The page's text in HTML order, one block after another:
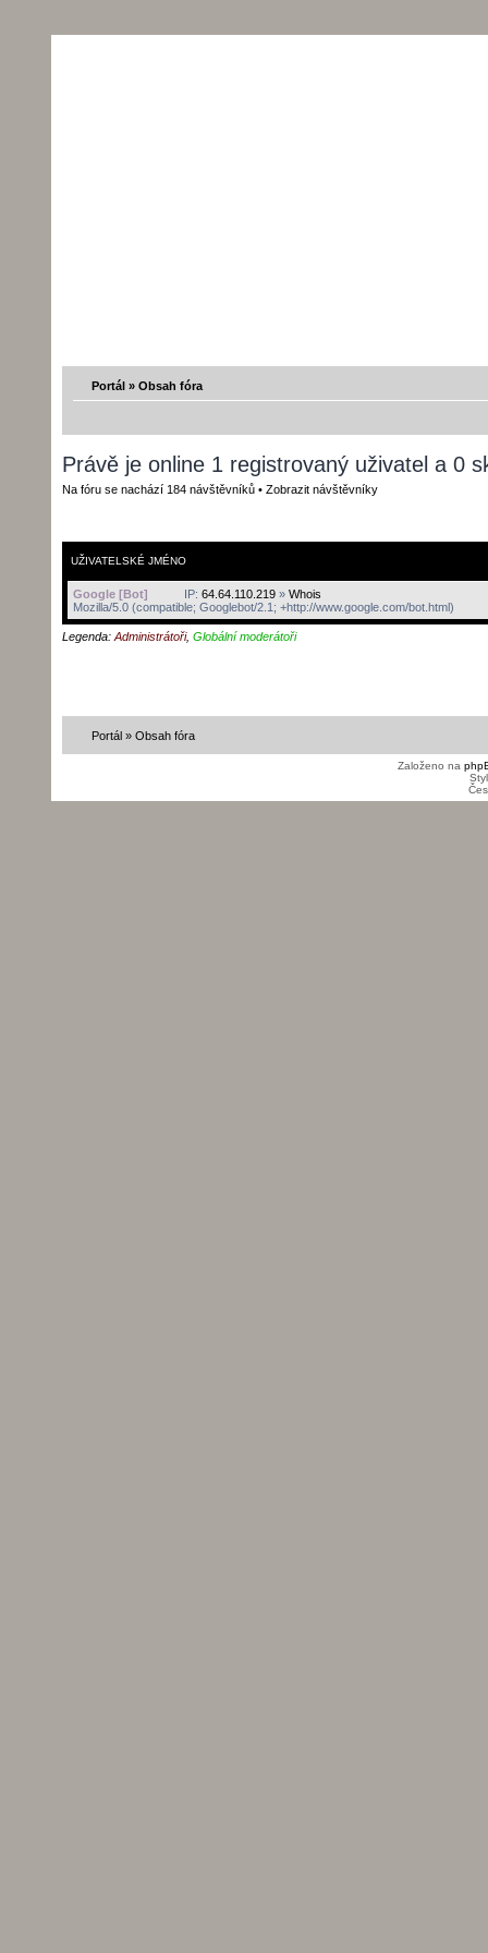
Portál» Obsah fóra
Právě je online 1 registrovaný uživatel a 0
Na fóru se nachází 184 návštěvníků • Zobrazit návštěvníky
UŽIVATELSKÉ JMÉNO
Google [Bot] IP: 64.64.110.219» Whois
Mozilla/5.0 (compatible; Googlebot/2.1; +http://www.google.com/bot.html)
Legenda: Administrátoři, Globální moderátoři
Portál» Obsah fóra
Založeno na